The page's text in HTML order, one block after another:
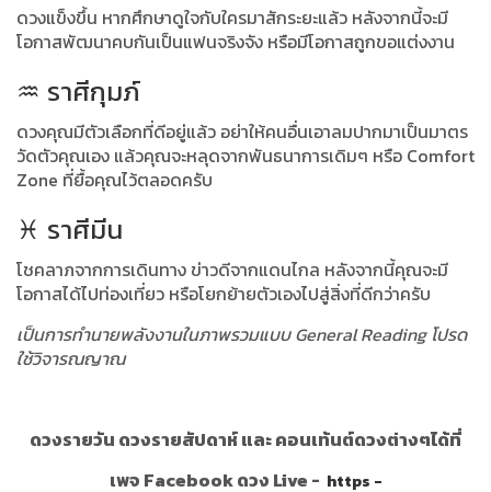
ดวงแข็งขึ้น หากศึกษาดูใจกับใครมาสักระยะแล้ว หลังจากนี้จะมี
โอกาสพัฒนาคบกันเป็นแฟนจริงจัง หรือมีโอกาสถูกขอแต่งงาน
♒️ ราศีกุมภ์
ดวงคุณมีตัวเลือกที่ดีอยู่แล้ว อย่าให้คนอื่นเอาลมปากมาเป็นมาตร
วัดตัวคุณเอง แล้วคุณจะหลุดจากพันธนาการเดิมๆ หรือ Comfort
Zone ที่ยื้อคุณไว้ตลอดครับ
♓️ ราศีมีน
โชคลาภจากการเดินทาง ข่าวดีจากแดนไกล หลังจากนี้คุณจะมี
โอกาสได้ไปท่องเที่ยว หรือโยกย้ายตัวเองไปสู่สิ่งที่ดีกว่าครับ
เป็นการทำนายพลังงานในภาพรวมแบบ General Reading โปรด
ใช้วิจารณญาณ
ดวงรายวัน ดวงรายสัปดาห์ และ คอนเท้นต์ดวงต่างๆได้ที่
เพจ Facebook ดวง Live - https -